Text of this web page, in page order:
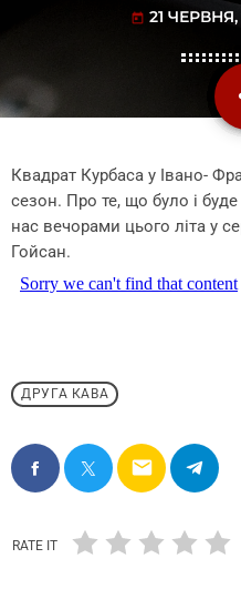
today 21 ЧЕРВНЯ,
Квадрат Курбаса у Івано-
сезон. Про те, що було і
нас вечорами цього літа у
Гойсан.
ДРУГА КАВА
email
RATE IT